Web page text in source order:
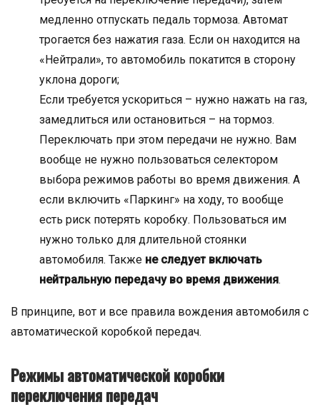
медленно отпускать педаль тормоза. Автомат
трогается без нажатия газа. Если он находится на
«Нейтрали», то автомобиль покатится в сторону
уклона дороги;
Если требуется ускориться – нужно нажать на газ,
замедлиться или остановиться – на тормоз.
Переключать при этом передачи не нужно. Вам
вообще не нужно пользоваться селектором
выбора режимов работы во время движения. А
если включить «Паркинг» на ходу, то вообще
есть риск потерять коробку. Пользоваться им
нужно только для длительной стоянки
автомобиля. Также не следует включать
нейтральную передачу во время движения.
В принципе, вот и все правила вождения автомобиля с
автоматической коробкой передач.
Режимы автоматической коробки
переключения передач